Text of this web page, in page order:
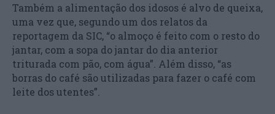
Também a alimentação dos idosos é alvo de queixa,
uma vez que, segundo um dos relatos da
reportagem da SIC, “o almoço é feito com o resto do
jantar, com a sopa do jantar do dia anterior
triturada com pão, com água”. Além disso, “as
borras do café são utilizadas para fazer o café com
leite dos utentes”.